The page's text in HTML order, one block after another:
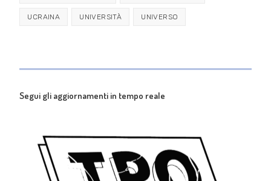
UCRAINA UNIVERSITÀ UNIVERSO
Segui gli aggiornamenti in tempo reale